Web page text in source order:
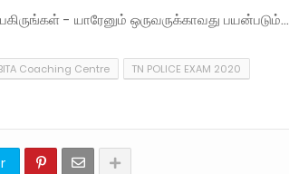
- யாரேனும் ஒருவருக்காவது பயன்படும்...
Coaching Centre
TN POLICE EXAM 2020